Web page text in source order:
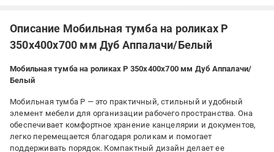
Описание Мобильная тумба на роликах P
350х400х700 мм Дуб Аппалачи/Белый
Мобильная тумба на роликах P 350x400x700 мм Дуб Аппалачи/
Белый
Мобильная тумба P — это практичный, стильный и удобный
элемент мебели для организации рабочего пространства. Она
обеспечивает комфортное хранение канцелярии и документов,
легко перемещается благодаря роликам и помогает
поддерживать порядок. Компактный дизайн делает ее